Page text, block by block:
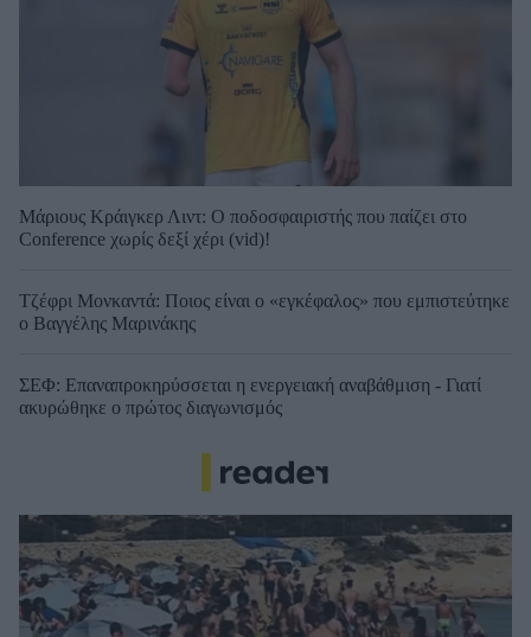
Μάριους Κράιγκερ Λιντ: Ο ποδοσφαιριστής που παίζει στο
Conference χωρίς δεξί χέρι (vid)!
Τζέφρι Μονκαντά: Ποιος είναι ο «εγκέφαλος» που εμπιστεύτηκε
ο Βαγγέλης Μαρινάκης
ΣΕΦ: Επαναπροκηρύσσεται η ενεργειακή αναβάθμιση - Γιατί
ακυρώθηκε ο πρώτος διαγωνισμός